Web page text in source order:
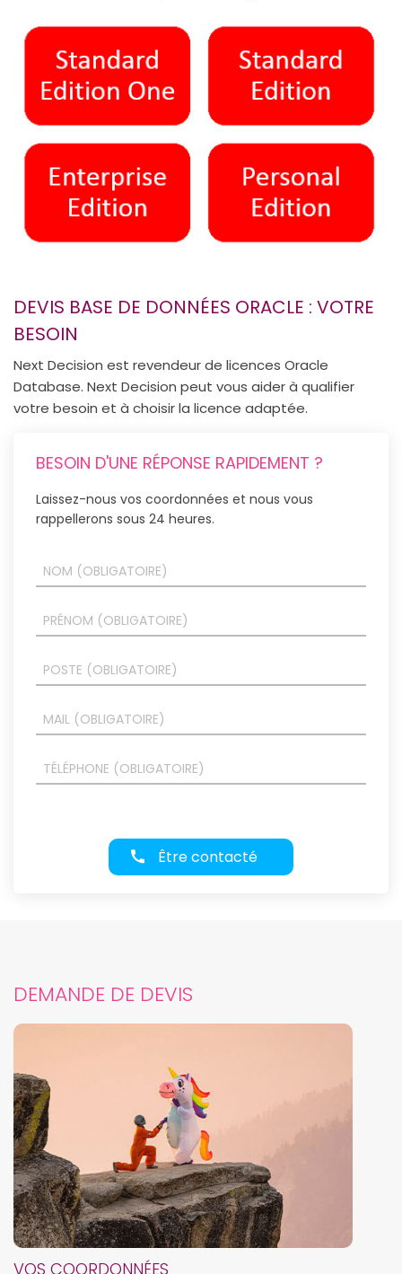
DEVIS BASE DE DONNÉES ORACLE : VOTRE
BESOIN
Next Decision est revendeur de licences Oracle
Database. Next Decision peut vous aider à qualifier
votre besoin et à choisir la licence adaptée.
BESOIN D'UNE RÉPONSE RAPIDEMENT ?
Laissez-nous vos coordonnées et nous vous
rappellerons sous 24 heures.
Être contacté
DEMANDE DE DEVIS
VOS COORDONNÉES